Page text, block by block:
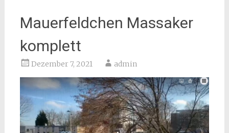
Mauerfeldchen Massaker
komplett
Dezember 7, 2021 admin